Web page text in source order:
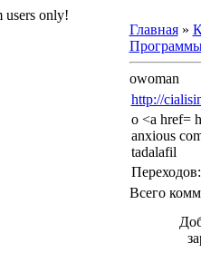
users only!
Главная»
owoman
http://
o <a href=
anxious
tadalafil
Переходов
Всего